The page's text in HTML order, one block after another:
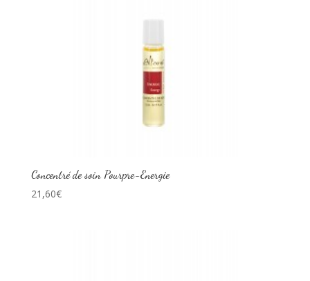
Concentré de soin Pourpre-Energie
21,60€